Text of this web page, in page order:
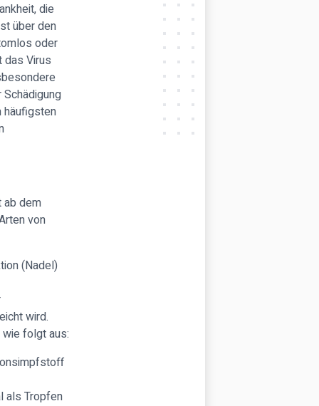
die
über den
oder
das Virus
Schädigung
häufigsten
ab dem
von
(Nadel)
wird.
folgt aus:
als Tropfen